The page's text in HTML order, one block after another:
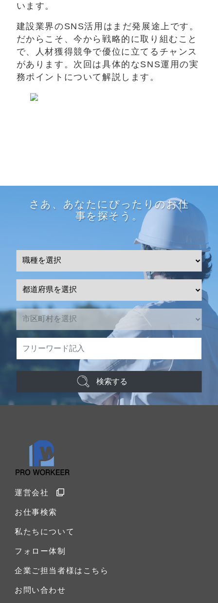
います。
建設業界のSNS活用はまだ発展途上です。
だからこそ、今から戦略的に取り組むこと
で、人材獲得競争で優位に立てるチャンス
があります。次回は具体的なSNS運用の実
務ポイントについて解説します。
さあ、あなたにぴったりのお仕
事を探そう。
検索する
運営会社
お仕事検索
私たちについて
フォロー体制
企業ご担当者様はこちら
お問い合わせ